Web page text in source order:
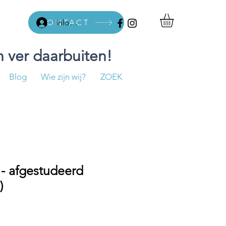
Inloggen
CONTACT
ver daarbuiten!
Blog Wie zijn wij? ZOEK
afgestudeerd